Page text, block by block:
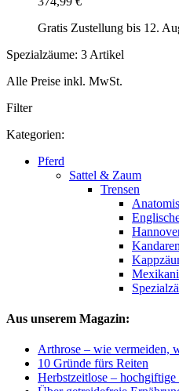
Gratis Zustellung bis 12.
Spezialzäume: 3 Artikel
Alle Preise inkl. MwSt.
Filter
Kategorien:
Pferd
Sattel & Zaum
Trensen
Aus unserem Magazin:
Arthrose – wie vermeiden,
10 Gründe fürs Reiten
Herbstzeitlose –